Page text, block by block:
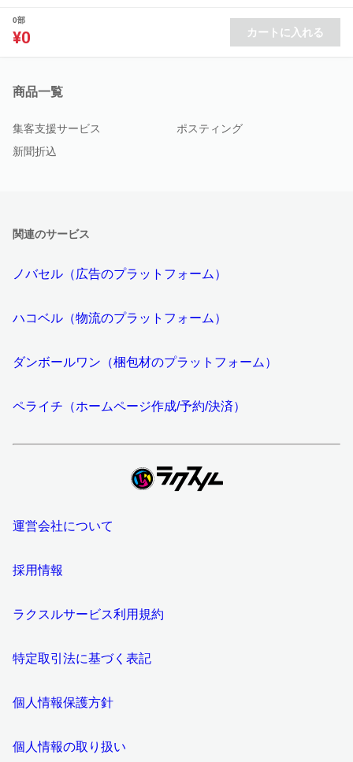
0部
¥0 カートに入れる
商品一覧
集客支援サービス
ポスティング
新聞折込
関連のサービス
ノバセル（広告のプラットフォーム）
ハコベル（物流のプラットフォーム）
ダンボールワン（梱包材のプラットフォーム）
ペライチ（ホームページ作成/予約/決済）
運営会社について
採用情報
ラクスルサービス利用規約
特定取引法に基づく表記
個人情報保護方針
個人情報の取り扱い